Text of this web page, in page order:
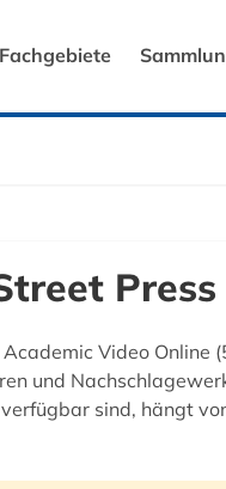
Fachgebiete
Video Online
und
sind, hängt